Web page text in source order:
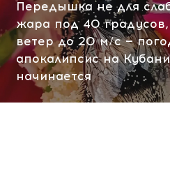
Передышка не для
жара под 40
ветер до 20 м/с —
апокалипсис на
начинается